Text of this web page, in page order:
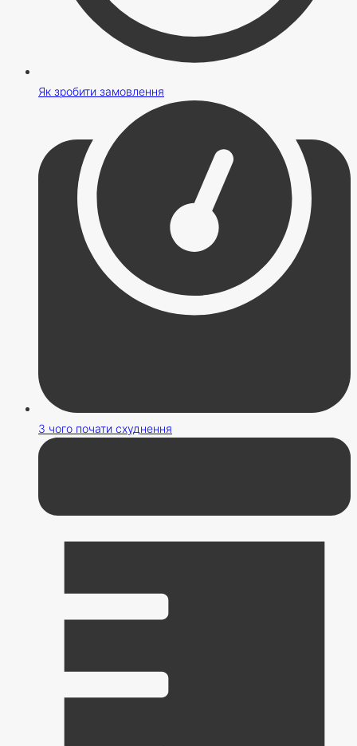
Як зробити замовлення
З чого почати схуднення